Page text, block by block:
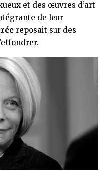
et des œuvres d’art
de leur
reposait sur des